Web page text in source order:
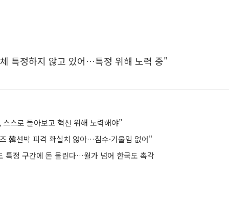
특정하지 않고 있어…특정 위해 노력 중"
스스로 돌아보고 혁신 위해 노력해야”
韓선박 피격 확실치 않아…침수·기울임 없어"
특정 구간에 돈 몰린다…월가 넘어 한국도 촉각